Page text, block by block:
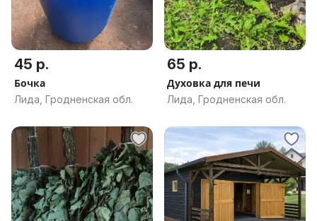
45 р.
Бочка
Лида, Гродненская обл.
65 р.
Духовка для печи
Лида, Гродненская обл.